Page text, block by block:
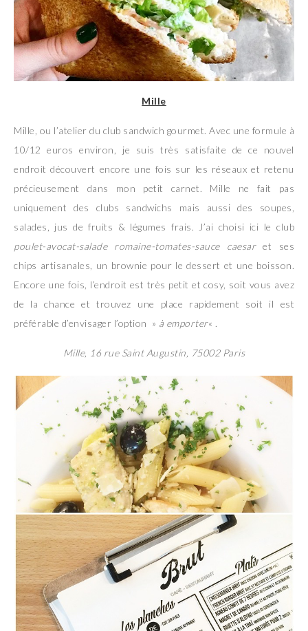
Mille
Mille, ou l’atelier du club sandwich gourmet. Avec une formule à
10/12 euros environ, je suis très satisfaite de ce nouvel
endroit découvert encore une fois sur les réseaux et retenu
précieusement dans mon petit carnet. Mille ne fait pas
uniquement des clubs sandwichs mais aussi des soupes,
salades, jus de fruits & légumes frais. J’ai choisi ici le club
poulet-avocat-salade romaine-tomates-sauce caesaret ses
chips artisanales, un brownie pour le dessert et une boisson.
Encore une fois, l’endroit est très petit et cosy, soit vous avez
de la chance et trouvez une place rapidement soit il est
préférable d’envisager l’option » à emporter« .
Mille, 16 rue Saint Augustin, 75002 Paris